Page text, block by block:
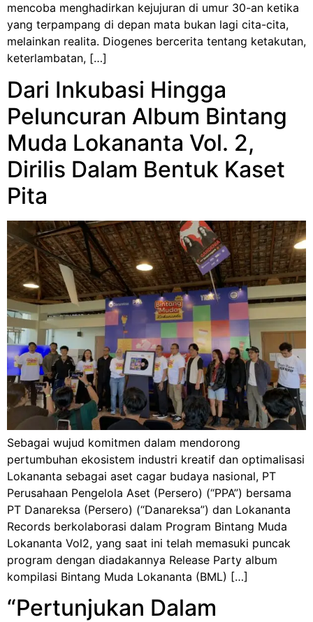
mencoba menghadirkan kejujuran di umur 30-an ketika
yang terpampang di depan mata bukan lagi cita-cita,
melainkan realita. Diogenes bercerita tentang ketakutan,
keterlambatan, […]
Dari Inkubasi Hingga
Peluncuran Album Bintang
Muda Lokananta Vol. 2,
Dirilis Dalam Bentuk Kaset
Pita
Sebagai wujud komitmen dalam mendorong
pertumbuhan ekosistem industri kreatif dan optimalisasi
Lokananta sebagai aset cagar budaya nasional, PT
Perusahaan Pengelola Aset (Persero) (“PPA”) bersama
PT Danareksa (Persero) (“Danareksa”) dan Lokananta
Records berkolaborasi dalam Program Bintang Muda
Lokananta Vol2, yang saat ini telah memasuki puncak
program dengan diadakannya Release Party album
kompilasi Bintang Muda Lokananta (BML) […]
“Pertunjukan Dalam